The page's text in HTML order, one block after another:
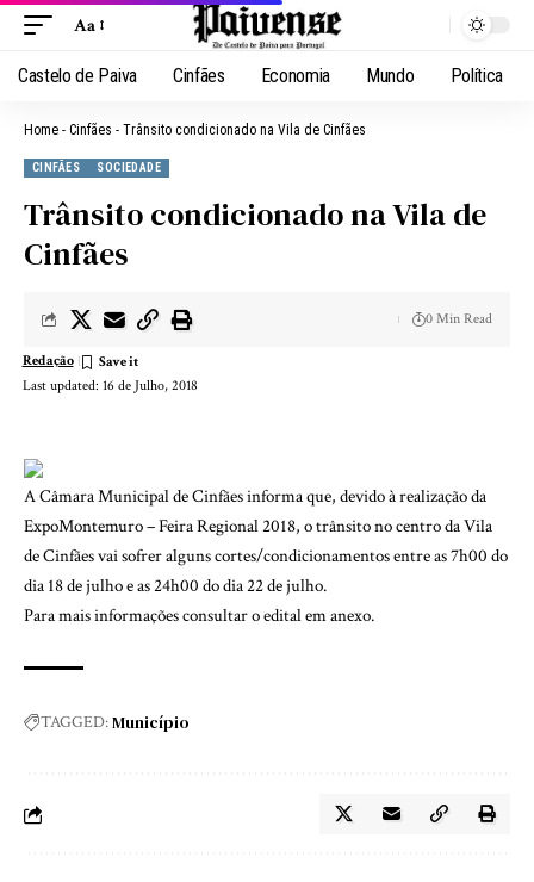
Aa
Castelo de Paiva Cinfães Economia Mundo Política
Home - Cinfães - Trânsito condicionado na Vila de Cinfães
CINFÃES SOCIEDADE
Trânsito condicionado na Vila de
Cinfães
Last updated: 16 de Julho, 2018
Redação
0 Min Read
A Câmara Municipal de Cinfães informa que, devido à realização da
ExpoMontemuro – Feira Regional 2018, o trânsito no centro da Vila
de Cinfães vai sofrer alguns cortes/condicionamentos entre as 7h00 do
dia 18 de julho e as 24h00 do dia 22 de julho.
Para mais informações consultar o edital em anexo.
TAGGED:Município